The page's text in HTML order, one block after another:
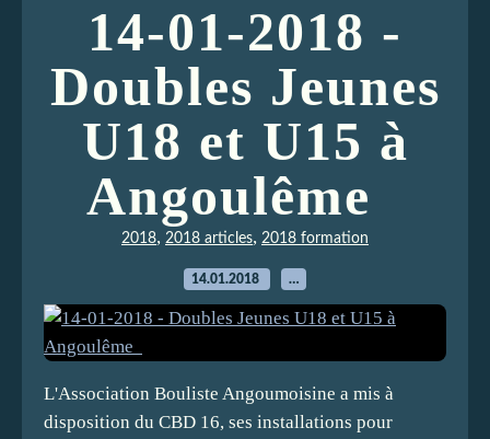
14-01-2018 -
Doubles Jeunes
U18 et U15 à
Angoulême
2018, 2018 articles, 2018 formation
14.01.2018 …
L'Association Bouliste Angoumoisine a mis à
disposition du CBD 16, ses installations pour